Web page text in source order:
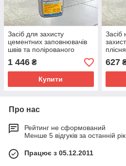
Засіб для захисту
цементних заповнювачів
швів та полірованого
керамограніту UltraCare
Grout Protector 750мл
1 446 ₴
Купити
Засіб
Mould
627
Про нас
Рейтинг не сформований
Менше 5 відгуків за останній рік
Працює з 05.12.2011